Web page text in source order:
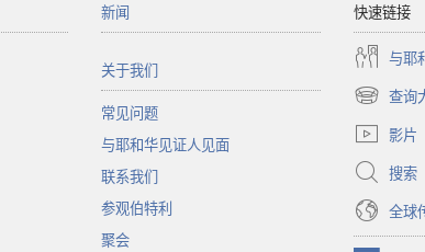
新闻
关于我们
常见问题
与耶和华见证人见面
联系我们
参观伯特利
聚会
快速链接
与耶
查询
（打
开
新
窗
口）
影片
搜索
全球